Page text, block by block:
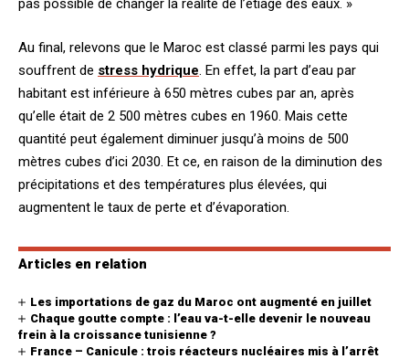
pas possible de changer la réalité de l’étiage des eaux. »
Au final, relevons que le Maroc est classé parmi les pays qui
souffrent de stress hydrique. En effet, la part d’eau par
habitant est inférieure à 650 mètres cubes par an, après
qu’elle était de 2 500 mètres cubes en 1960. Mais cette
quantité peut également diminuer jusqu’à moins de 500
mètres cubes d’ici 2030. Et ce, en raison de la diminution des
précipitations et des températures plus élevées, qui
augmentent le taux de perte et d’évaporation.
Articles en relation
Les importations de gaz du Maroc ont augmenté en juillet
Chaque goutte compte : l’eau va-t-elle devenir le nouveau
frein à la croissance tunisienne ?
France – Canicule : trois réacteurs nucléaires mis à l’arrêt